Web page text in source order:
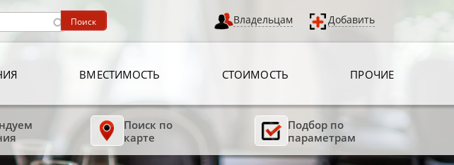
Владельцам Добавить
ВМЕСТИМОСТЬ СТОИМОСТЬ ПРОЧИЕ
Поиск по
карте
Подбор по
параметрам